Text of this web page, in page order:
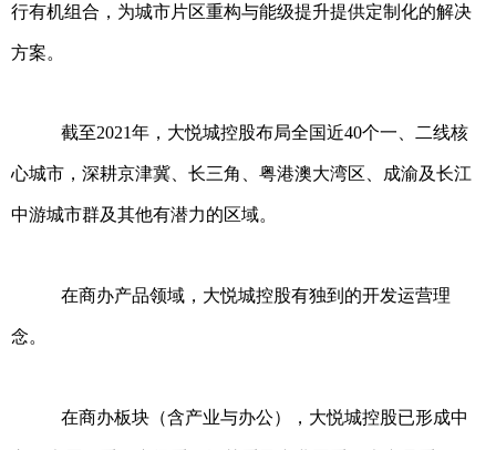
行有机组合，为城市片区重构与能级提升提供定制化的解决
方案。
截至2021年，大悦城控股布局全国近40个一、二线核
心城市，深耕京津冀、长三角、粤港澳大湾区、成渝及长江
中游城市群及其他有潜力的区域。
在商办产品领域，大悦城控股有独到的开发运营理
念。
在商办板块（含产业与办公），大悦城控股已形成中